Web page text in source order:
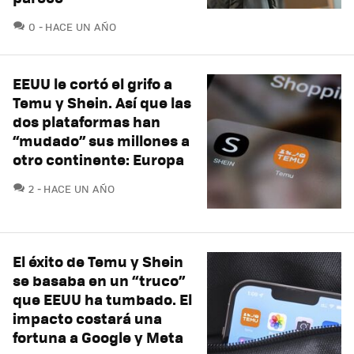
0 COMENTARIOS
HACE UN AÑO
EEUU le cortó el grifo a
Temu y Shein. Así que las
dos plataformas han
“mudado” sus millones a
otro continente: Europa
2 COMENTARIOS
HACE UN AÑO
El éxito de Temu y Shein
se basaba en un “truco”
que EEUU ha tumbado. El
impacto costará una
fortuna a Google y Meta